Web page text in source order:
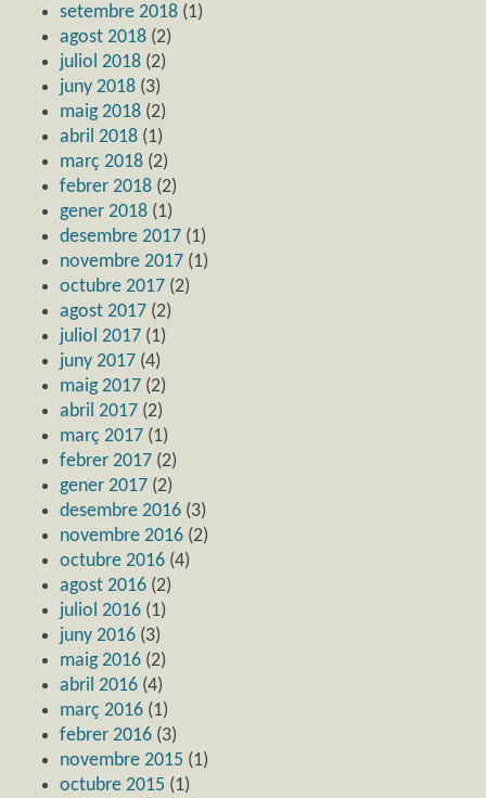
setembre 2018 (1)
agost 2018 (2)
juliol 2018 (2)
juny 2018 (3)
maig 2018 (2)
abril 2018 (1)
març 2018 (2)
febrer 2018 (2)
gener 2018 (1)
desembre 2017 (1)
novembre 2017 (1)
octubre 2017 (2)
agost 2017 (2)
juliol 2017 (1)
juny 2017 (4)
maig 2017 (2)
abril 2017 (2)
març 2017 (1)
febrer 2017 (2)
gener 2017 (2)
desembre 2016 (3)
novembre 2016 (2)
octubre 2016 (4)
agost 2016 (2)
juliol 2016 (1)
juny 2016 (3)
maig 2016 (2)
abril 2016 (4)
març 2016 (1)
febrer 2016 (3)
novembre 2015 (1)
octubre 2015 (1)